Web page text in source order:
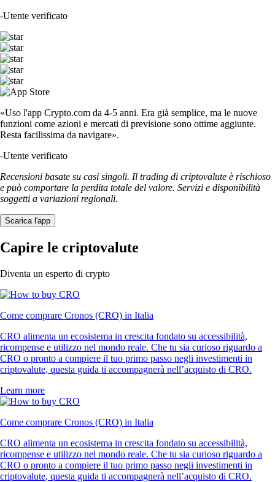
-Utente verificato
«Uso l'app Crypto.com da 4-5 anni. Era già semplice, ma le nuove
funzioni come azioni e mercati di previsione sono ottime aggiunte.
Resta facilissima da navigare».
-Utente verificato
Recensioni basate su casi singoli. Il trading di criptovalute è rischioso
e può comportare la perdita totale del valore. Servizi e disponibilità
soggetti a variazioni regionali.
Scarica l'app
Capire le criptovalute
Diventa un esperto di crypto
Come comprare Cronos (CRO) in Italia
CRO alimenta un ecosistema in crescita fondato su accessibilità,
ricompense e utilizzo nel mondo reale. Che tu sia curioso riguardo a
CRO o pronto a compiere il tuo primo passo negli investimenti in
criptovalute, questa guida ti accompagnerà nell’acquisto di CRO.
Learn more
Come comprare Cronos (CRO) in Italia
CRO alimenta un ecosistema in crescita fondato su accessibilità,
ricompense e utilizzo nel mondo reale. Che tu sia curioso riguardo a
CRO o pronto a compiere il tuo primo passo negli investimenti in
criptovalute, questa guida ti accompagnerà nell’acquisto di CRO.